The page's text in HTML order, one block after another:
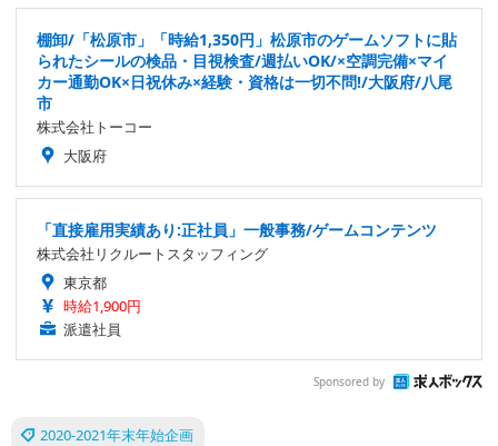
棚卸/「松原市」「時給1,350円」松原市のゲームソフトに貼
られたシールの検品・目視検査/週払いOK/×空調完備×マイ
カー通勤OK×日祝休み×経験・資格は一切不問!/大阪府/八尾
市
株式会社トーコー
大阪府
「直接雇用実績あり:正社員」一般事務/ゲームコンテンツ
株式会社リクルートスタッフィング
東京都
時給1,900円
派遣社員
Sponsored by
2020-2021年末年始企画